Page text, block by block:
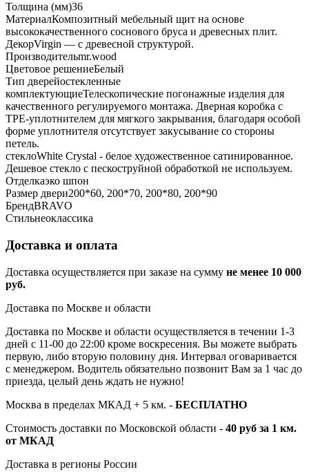
Толщина (мм)36
МатериалКомпозитный мебельный щит на основе
высококачественного соснового бруса и древесных плит.
ДекорVirgin — с древесной структурой.
Производительmr.wood
Цветовое решениеБелый
Тип дверейостекленные
комплектующиеТелескопические погонажные изделия для
качественного регулируемого монтажа. Дверная коробка с
TPE-уплотнителем для мягкого закрывания, благодаря особой
форме уплотнителя отсутствует закусывание со стороны
петель.
стеклоWhite Сrystal - белое художественное сатинированное.
Дешевое стекло с пескоструйной обработкой не используем.
Отделкаэко шпон
Размер двери200*60, 200*70, 200*80, 200*90
БрендBRAVO
Стильнеоклассика
Доставка и оплата
Доставка осуществляется при заказе на сумму не менее 10 000
руб.
Доставка по Москве и области
Доставка по Москве и области осуществляется в течении 1-3
дней с 11-00 до 22:00 кроме воскресения. Вы можете выбрать
первую, либо вторую половину дня. Интервал оговаривается
с менеджером. Водитель обязательно позвонит Вам за 1 час до
приезда, целый день ждать не нужно!
Москва в пределах МКАД + 5 км. - БЕСПЛАТНО
Стоимость доставки по Московской области - 40 руб за 1 км.
от МКАД
Доставка в регионы России